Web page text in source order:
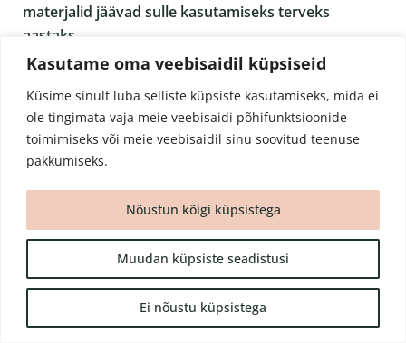
Kasutame oma veebisaidil küpsiseid
Küsime sinult luba selliste küpsiste kasutamiseks, mida ei
ole tingimata vaja meie veebisaidi põhifunktsioonide
toimimiseks või meie veebisaidil sinu soovitud teenuse
pakkumiseks.
Muudan küpsiste seadistusi
Ei nõustu küpsistega
Nõustun kõigi küpsistega
materjalid jäävad sulle kasutamiseks terveks
aastaks.
Kui palju aega kursusele planeerida?
Ajakulu sõltub suuresti sellest, kui põhjalikult võtad
sa selle ette, kui sügavale lähed kodutööde
analüüsiga. Eelmise kursuse õpilane, kes enda aega
mõõtis sai tulemuseks 5h nädalas (õppeplatvormi
sisu, ning kodutööde tegemine, ning
veebikohtumised).
Kellega peaksin suhtlema kui mul tekib
kursusega seoses veel küsimusi?